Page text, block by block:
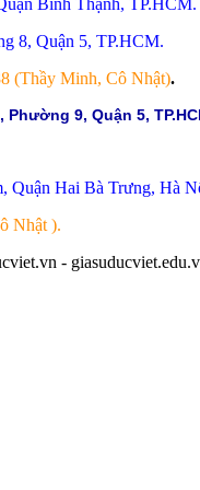
Bình Thạnh, TP.HCM.
8, Quận 5, TP.HCM.
(Thầy Minh, Cô Nhật).
9, Quận 5,
Quận Hai Bà Trưng, Hà
Nhật ).
-